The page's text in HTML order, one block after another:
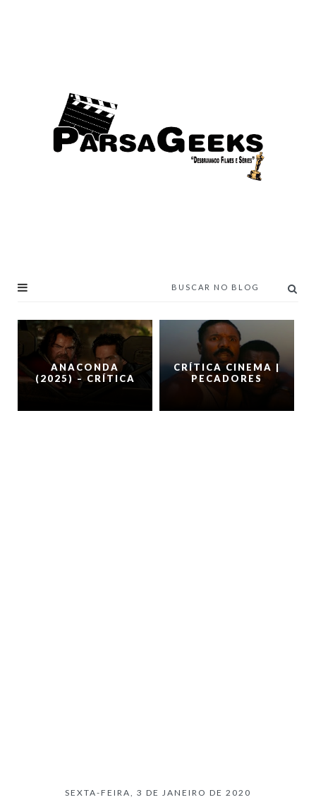
ANACONDA
(2025) – CRÍTICA
CRÍTICA CINEMA |
PECADORES
SEXTA-FEIRA, 3 DE JANEIRO DE 2020